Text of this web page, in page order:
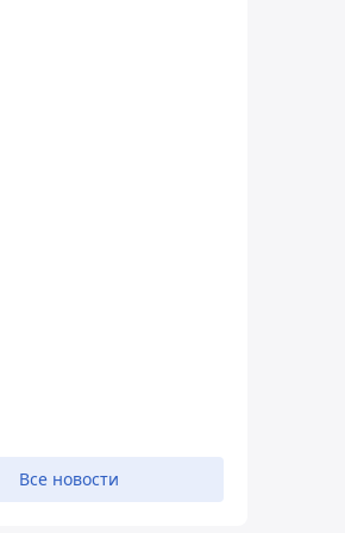
Все новости